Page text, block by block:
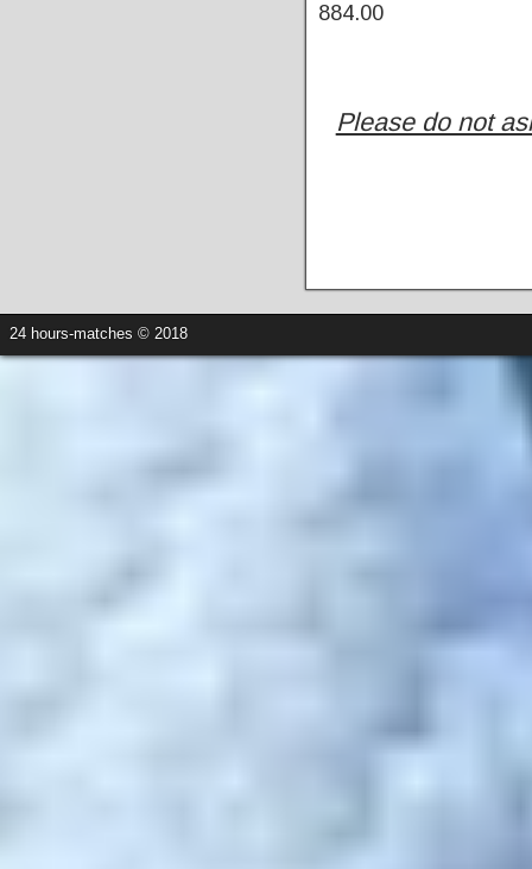
884.00
Please do not
24 hours-matches © 2018